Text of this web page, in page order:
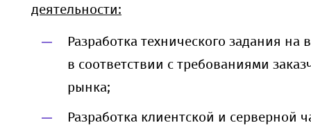
деятельности:
Разработка технического задания
в соответствии с требованиями
рынка;
Разработка клиентской и серверной